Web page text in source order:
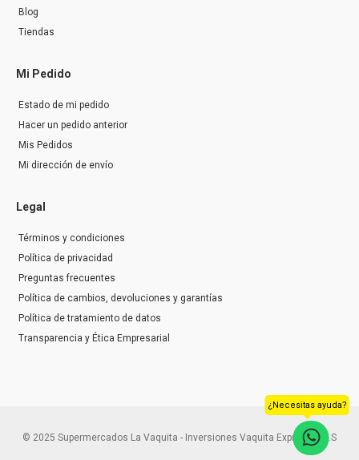
Blog
Tiendas
Mi Pedido
Estado de mi pedido
Hacer un pedido anterior
Mis Pedidos
Mi dirección de envío
Legal
Términos y condiciones
Política de privacidad
Preguntas frecuentes
Política de cambios, devoluciones y garantías
Política de tratamiento de datos
Transparencia y Ética Empresarial
© 2025 Supermercados La Vaquita - Inversiones Vaquita Express S.A.S
¿Necesitas ayuda?